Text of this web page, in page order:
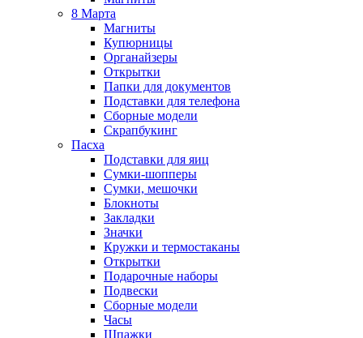
8 Марта
Магниты
Купюрницы
Органайзеры
Открытки
Папки для документов
Подставки для телефона
Сборные модели
Скрапбукинг
Пасха
Подставки для яиц
Сумки-шопперы
Сумки, мешочки
Блокноты
Закладки
Значки
Кружки и термостаканы
Открытки
Подарочные наборы
Подвески
Сборные модели
Часы
Шпажки